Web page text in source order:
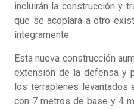
incluirán la construcción y
que se acoplará a otro
íntegramente.
Esta nueva construcción
extensión de la defensa y
los terraplenes levantados
con 7 metros de base y 4